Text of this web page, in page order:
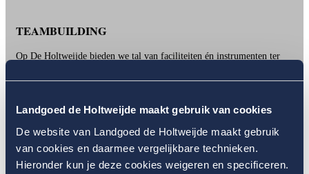
Landgoed de Holtweijde maakt gebruik van cookies
De website van Landgoed de Holtweijde maakt gebruik
van cookies en daarmee vergelijkbare technieken.
Hieronder kun je deze cookies weigeren en specificeren.
TEAMBUILDING
Op De Holtweijde bieden we tal van faciliteiten én instrumenten ter
groep, waarmee u bij ons arriveerde, zal na deze teambuilding
JETZT BUCHEN